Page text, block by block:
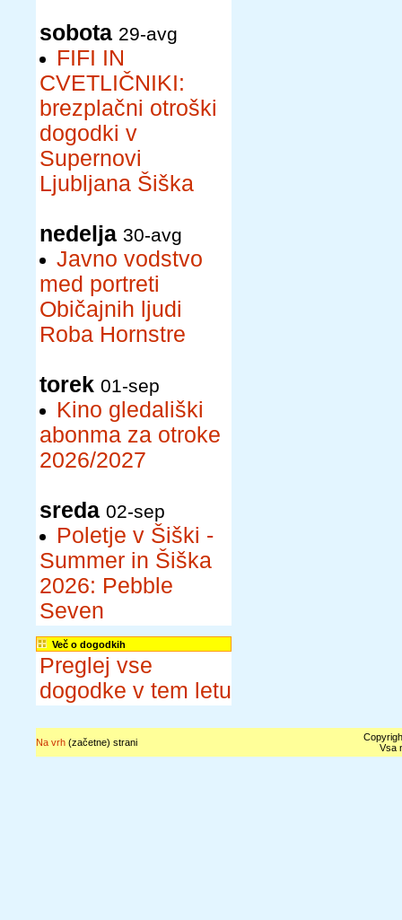
sobota 29-avg
FIFI IN
CVETLIČNIKI:
brezplačni otroški
dogodki v
Supernovi
Ljubljana Šiška
nedelja 30-avg
Javno vodstvo
med portreti
Običajnih ljudi
Roba Hornstre
torek 01-sep
Kino gledališki
abonma za otroke
2026/2027
sreda 02-sep
Poletje v Šiški -
Summer in Šiška
2026: Pebble
Seven
Več o dogodkih
Preglej vse
dogodke v tem letu
Na vrh(začetne) strani
Vsa